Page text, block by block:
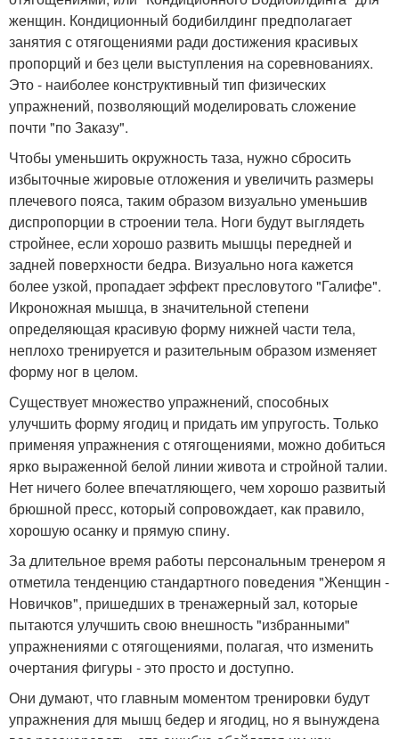
женщин. Кондиционный бодибилдинг предполагает
занятия с отягощениями ради достижения красивых
пропорций и без цели выступления на соревнованиях.
Это - наиболее конструктивный тип физических
упражнений, позволяющий моделировать сложение
почти "по Заказу".
Чтобы уменьшить окружность таза, нужно сбросить
избыточные жировые отложения и увеличить размеры
плечевого пояса, таким образом визуально уменьшив
диспропорции в строении тела. Ноги будут выглядеть
стройнее, если хорошо развить мышцы передней и
задней поверхности бедра. Визуально нога кажется
более узкой, пропадает эффект пресловутого "Галифе".
Икроножная мышца, в значительной степени
определяющая красивую форму нижней части тела,
неплохо тренируется и разительным образом изменяет
форму ног в целом.
Существует множество упражнений, способных
улучшить форму ягодиц и придать им упругость. Только
применяя упражнения с отягощениями, можно добиться
ярко выраженной белой линии живота и стройной талии.
Нет ничего более впечатляющего, чем хорошо развитый
брюшной пресс, который сопровождает, как правило,
хорошую осанку и прямую спину.
За длительное время работы персональным тренером я
отметила тенденцию стандартного поведения "Женщин -
Новичков", пришедших в тренажерный зал, которые
пытаются улучшить свою внешность "избранными"
упражнениями с отягощениями, полагая, что изменить
очертания фигуры - это просто и доступно.
Они думают, что главным моментом тренировки будут
упражнения для мышц бедер и ягодиц, но я вынуждена